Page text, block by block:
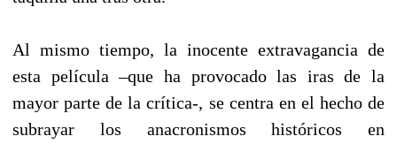
Al mismo tiempo, la inocente extravagancia de
esta película –que ha provocado las iras de la
mayor parte de la crítica-, se centra en el hecho de
subrayar los anacronismos históricos en